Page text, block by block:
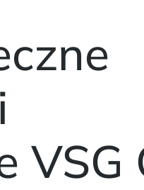
VSG